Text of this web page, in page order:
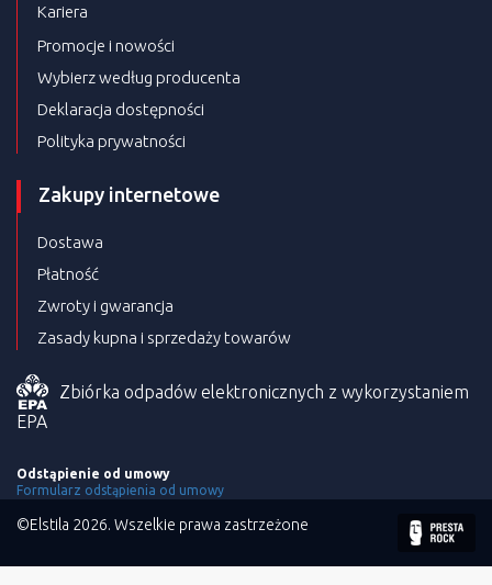
Kariera
Promocje i nowości
Wybierz według producenta
Deklaracja dostępności
Polityka prywatności
Zakupy internetowe
Dostawa
Płatność
Zwroty i gwarancja
Zasady kupna i sprzedaży towarów
Zbiórka odpadów elektronicznych z wykorzystaniem
EPA
Odstąpienie od umowy
Formularz odstąpienia od umowy
©Elstila 2026. Wszelkie prawa zastrzeżone